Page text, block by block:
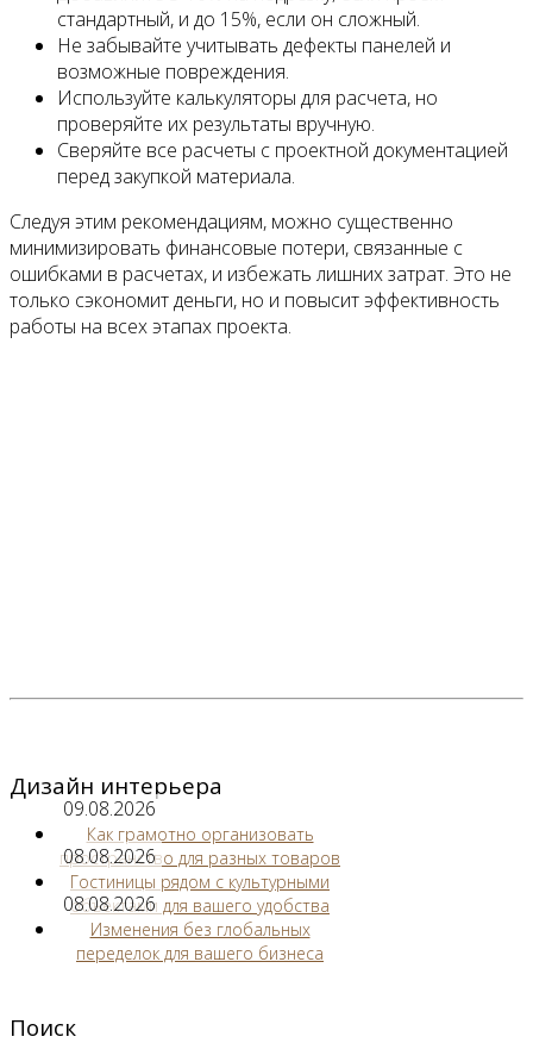
стандартный, и до 15%, если он сложный.
Не забывайте учитывать дефекты панелей и
возможные повреждения.
Используйте калькуляторы для расчета, но
проверяйте их результаты вручную.
Сверяйте все расчеты с проектной документацией
перед закупкой материала.
Следуя этим рекомендациям, можно существенно
минимизировать финансовые потери, связанные с
ошибками в расчетах, и избежать лишних затрат. Это не
только сэкономит деньги, но и повысит эффективность
работы на всех этапах проекта.
Дизайн интерьера
09.08.2026
Как грамотно организовать
пространство для разных товаров
08.08.2026
Гостиницы рядом с культурными
объектами для вашего удобства
08.08.2026
Изменения без глобальных
переделок для вашего бизнеса
Поиск